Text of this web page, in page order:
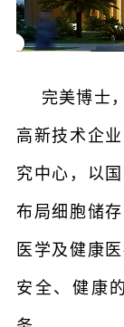
完美博士
高新技术企
究中心，以
布局细胞储
医学及健康
安全、健康